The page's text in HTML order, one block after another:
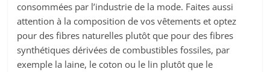
consommées par l’industrie de la mode. Faites aussi
attention à la composition de vos vêtements et optez
pour des fibres naturelles plutôt que pour des fibres
synthétiques dérivées de combustibles fossiles, par
exemple la laine, le coton ou le lin plutôt que le